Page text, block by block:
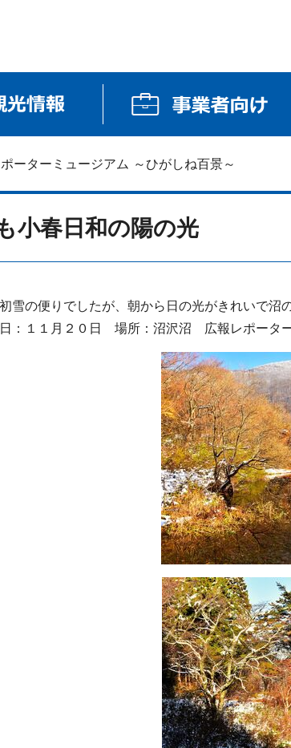
ーターミュージアム ～ひがしね百景～
小春日和の陽の光
雪の便りでしたが、朝から日の光がきれいで沼
日：１１月２０ 日 場所：沼沢沼 広報レポーター